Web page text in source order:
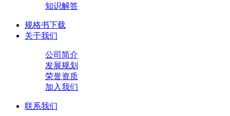
知识解答
规格书下载
关于我们
公司简介
发展规划
荣誉资质
加入我们
联系我们